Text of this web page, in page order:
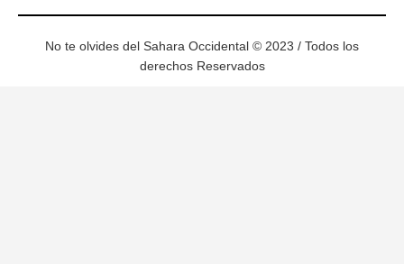
No te olvides del Sahara Occidental © 2023 / Todos los
derechos Reservados